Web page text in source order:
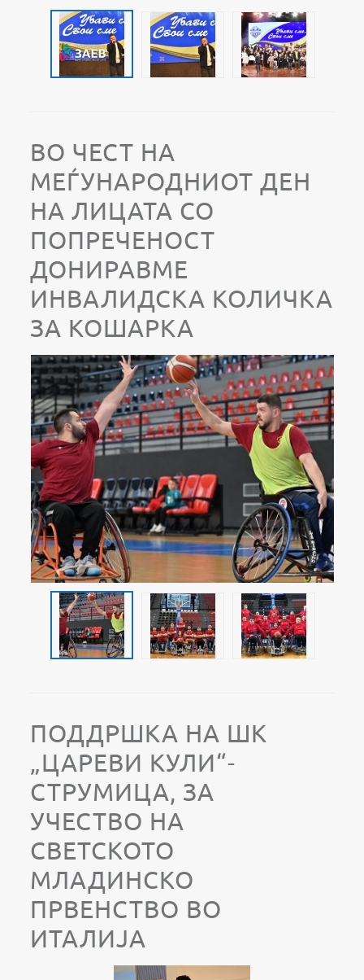
ВО ЧЕСТ НА
МЕЃУНАРОДНИОТ ДЕН
НА ЛИЦАТА СО
ПОПРЕЧЕНОСТ
ДОНИРАВМЕ
ИНВАЛИДСКА КОЛИЧКА
ЗА КОШАРКА
ПОДДРШКА НА ШК
„ЦАРЕВИ КУЛИ“-
СТРУМИЦА, ЗА
УЧЕСТВО НА
СВЕТСКОТО
МЛАДИНСКО
ПРВЕНСТВО ВО
ИТАЛИЈА